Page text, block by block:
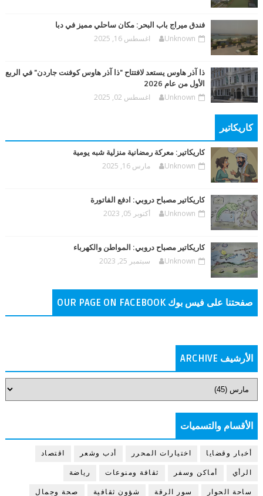
فندق ميراج باب البحر: مكان ساحلي مميز في دبا
Unknown اغسطس 16, 2025
ذا آذر هاوس يستعد لافتتاح "ذا آذر هاوس كوفنت جاردن" في الربع
الأول من عام 2026
Unknown اغسطس 02, 2025
كاريكاتير
كاريكاتير: معركة رمضانية منزلية شبه يومية
Unknown مارس 16, 2025
كاريكاتير مصباح دروبي: ادفع الفاتورة
Unknown أكتوبر 05, 2023
كاريكاتير مصباح دروبي: المواطن والكهرباء
Unknown سبتمبر 25, 2023
صفحتنا على فيس بوك OUR PAGE ON FACEBOOK
الأرشيف ARCHIVE
الأقسام والتسميات
أخبار وقضايا اختيارات المحرر أدب وشعر اقتصاد
الرأي أماكن وسفر ثقافة ومنوعات رياضة
ساحة الحوار سور الرقة شؤون ثقافية صحة وجمال